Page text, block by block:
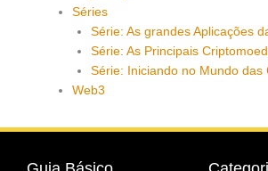
Séries
Série: As grandes Aplicações
Série: As Principais
Série: Iniciando no Mundo das
Web3